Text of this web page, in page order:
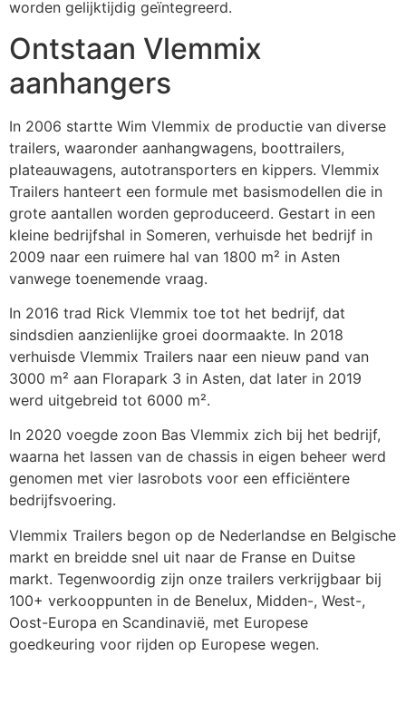
worden gelijktijdig geïntegreerd.
Ontstaan Vlemmix
aanhangers
In 2006 startte Wim Vlemmix de productie van diverse
trailers, waaronder aanhangwagens, boottrailers,
plateauwagens, autotransporters en kippers. Vlemmix
Trailers hanteert een formule met basismodellen die in
grote aantallen worden geproduceerd. Gestart in een
kleine bedrijfshal in Someren, verhuisde het bedrijf in
2009 naar een ruimere hal van 1800 m² in Asten
vanwege toenemende vraag.
In 2016 trad Rick Vlemmix toe tot het bedrijf, dat
sindsdien aanzienlijke groei doormaakte. In 2018
verhuisde Vlemmix Trailers naar een nieuw pand van
3000 m² aan Florapark 3 in Asten, dat later in 2019
werd uitgebreid tot 6000 m².
In 2020 voegde zoon Bas Vlemmix zich bij het bedrijf,
waarna het lassen van de chassis in eigen beheer werd
genomen met vier lasrobots voor een efficiëntere
bedrijfsvoering.
Vlemmix Trailers begon op de Nederlandse en Belgische
markt en breidde snel uit naar de Franse en Duitse
markt. Tegenwoordig zijn onze trailers verkrijgbaar bij
100+ verkooppunten in de Benelux, Midden-, West-,
Oost-Europa en Scandinavië, met Europese
goedkeuring voor rijden op Europese wegen.